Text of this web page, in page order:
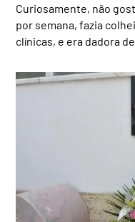
Curiosamente, não
por semana, fazia
clínicas, e era dadora